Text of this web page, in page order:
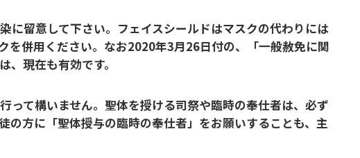
に留意して下さい。フェイスシールドはマスクの代わりには
を併用ください。なお2020年3月26日付の、「一般赦免に関
、現在も有効です。
って構いません。聖体を授ける司祭や臨時の奉仕者は、必ず
の方に「聖体授与の臨時の奉仕者」をお願いすることも、主